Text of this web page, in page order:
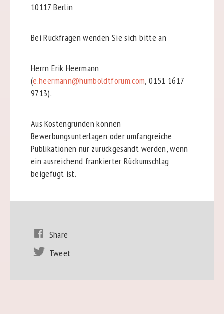
10117 Berlin
Bei Rückfragen wenden Sie sich bitte an
Herrn Erik Heermann
(e.heermann@humboldtforum.com, 0151 1617
9713).
Aus Kostengründen können
Bewerbungsunterlagen oder umfangreiche
Publikationen nur zurückgesandt werden, wenn
ein ausreichend frankierter Rückumschlag
beigefügt ist.
Share
Tweet